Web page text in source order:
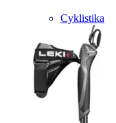
Cyklistika